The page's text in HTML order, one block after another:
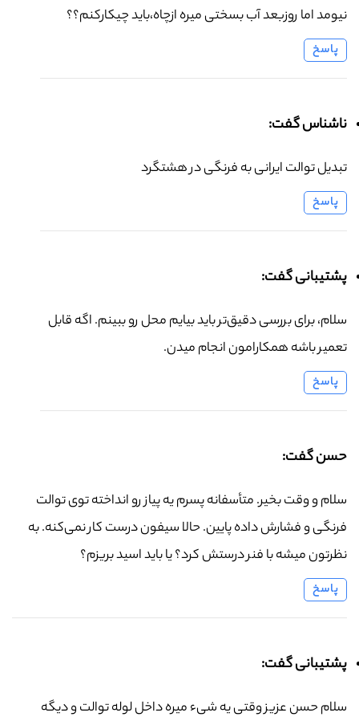
نیومد اما روزبعد آب بسختی میره ازچاه،باید چیکارکنم؟؟
پاسخ
ناشناس گفت:
تبدیل توالت ایرانی به فرنگی در هشتگرد
پاسخ
پشتیبانی گفت:
سلام، برای بررسی دقیق‌تر باید بیایم محل رو ببینم. اگه قابل
تعمیر باشه همکارامون انجام میدن.
پاسخ
حسن گفت:
سلام و وقت بخیر. متأسفانه پسرم یه پیاز رو انداخته توی توالت
فرنگی و فشارش داده پایین. حالا سیفون درست کار نمی‌کنه. به
نظرتون میشه با فنر درستش کرد؟ یا باید اسید بریزم؟
پاسخ
پشتیبانی گفت:
سلام حسن عزیز وقتی یه شیء میره داخل لوله توالت و دیگه